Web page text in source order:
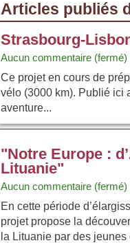
Articles publiés
Strasbourg-
Aucun commentaire (fermé)
Ce projet en cours de
vélo (3000 km). Publié ici
aventure...
"Notre Europe :
Lituanie"
Aucun commentaire (fermé)
En cette période
projet propose la
la Lituanie par des jeunes